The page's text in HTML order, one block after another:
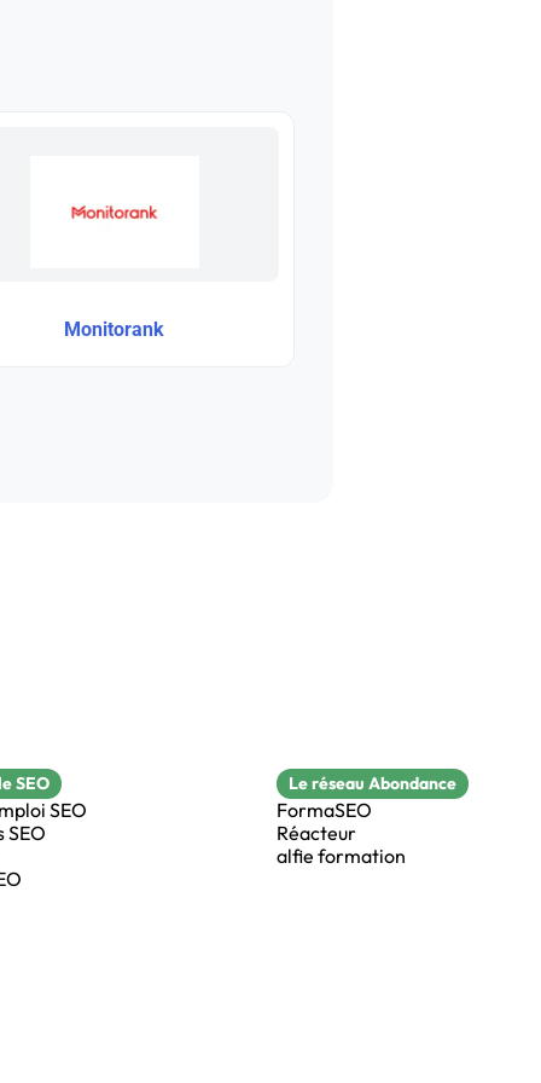
Monitorank
SEO
SEO
SEO
Le réseau Abondance
FormaSEO
Réacteur
alfie formation